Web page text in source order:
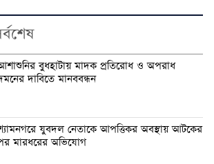
বুধহাটায় মাদক প্রতিরোধ ও অপরাধ
দাবিতে মানববন্ধন
যুবদল নেতাকে আপত্তিকর অবস্থায় আটকের
মারধরের অভিযোগ